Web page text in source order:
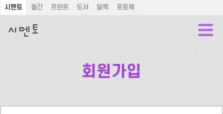
시멘토 월간 프린트 도서 달력 포토북
회원가입